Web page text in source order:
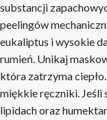
substancji
peelingów
eukaliptus i wysokie
rumień. Unikaj
która zatrzyma
miękkie ręczniki. Jeśli
lipidach oraz